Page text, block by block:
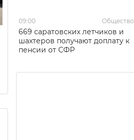
09:00 Общество
669 саратовских летчиков и
шахтеров получают доплату к
пенсии от СФР